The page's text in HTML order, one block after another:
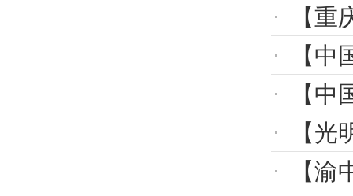
【重
【中国
【中
【光
【渝